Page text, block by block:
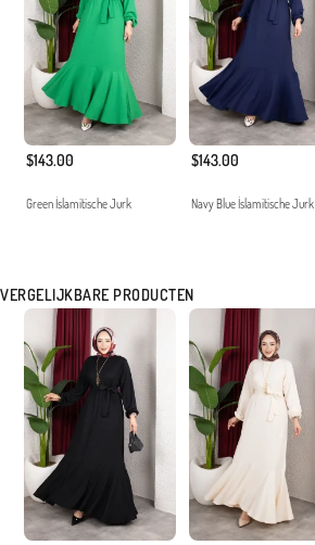
$143.00
Green İslamitische Jurk
$143.00
Navy Blue İslamitische Jurk
VERGELIJKBARE PRODUCTEN